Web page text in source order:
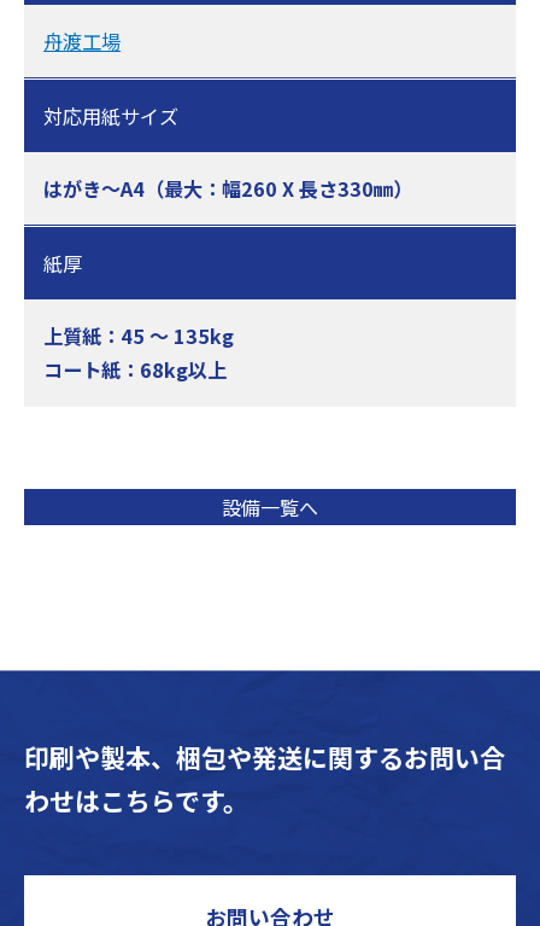
舟渡工場
対応用紙サイズ
はがき〜A4（最大：幅260 X 長さ330㎜）
紙厚
上質紙：45 〜 135kg
コート紙：68kg以上
設備一覧へ
印刷や製本、梱包や発送に関するお問い合
わせはこちらです。
お問い合わせ